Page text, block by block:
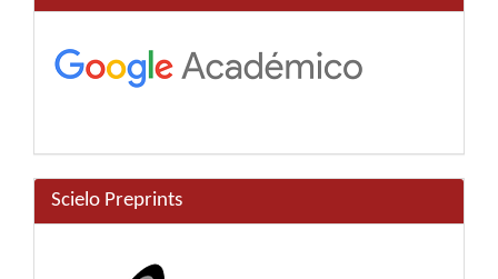
Scielo Preprints